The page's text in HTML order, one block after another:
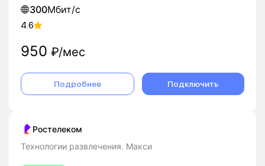
300Мбит/с
4.6
950 ₽/мес
Подробнее Подключить
Ростелеком
Технологии развлечения. Макси